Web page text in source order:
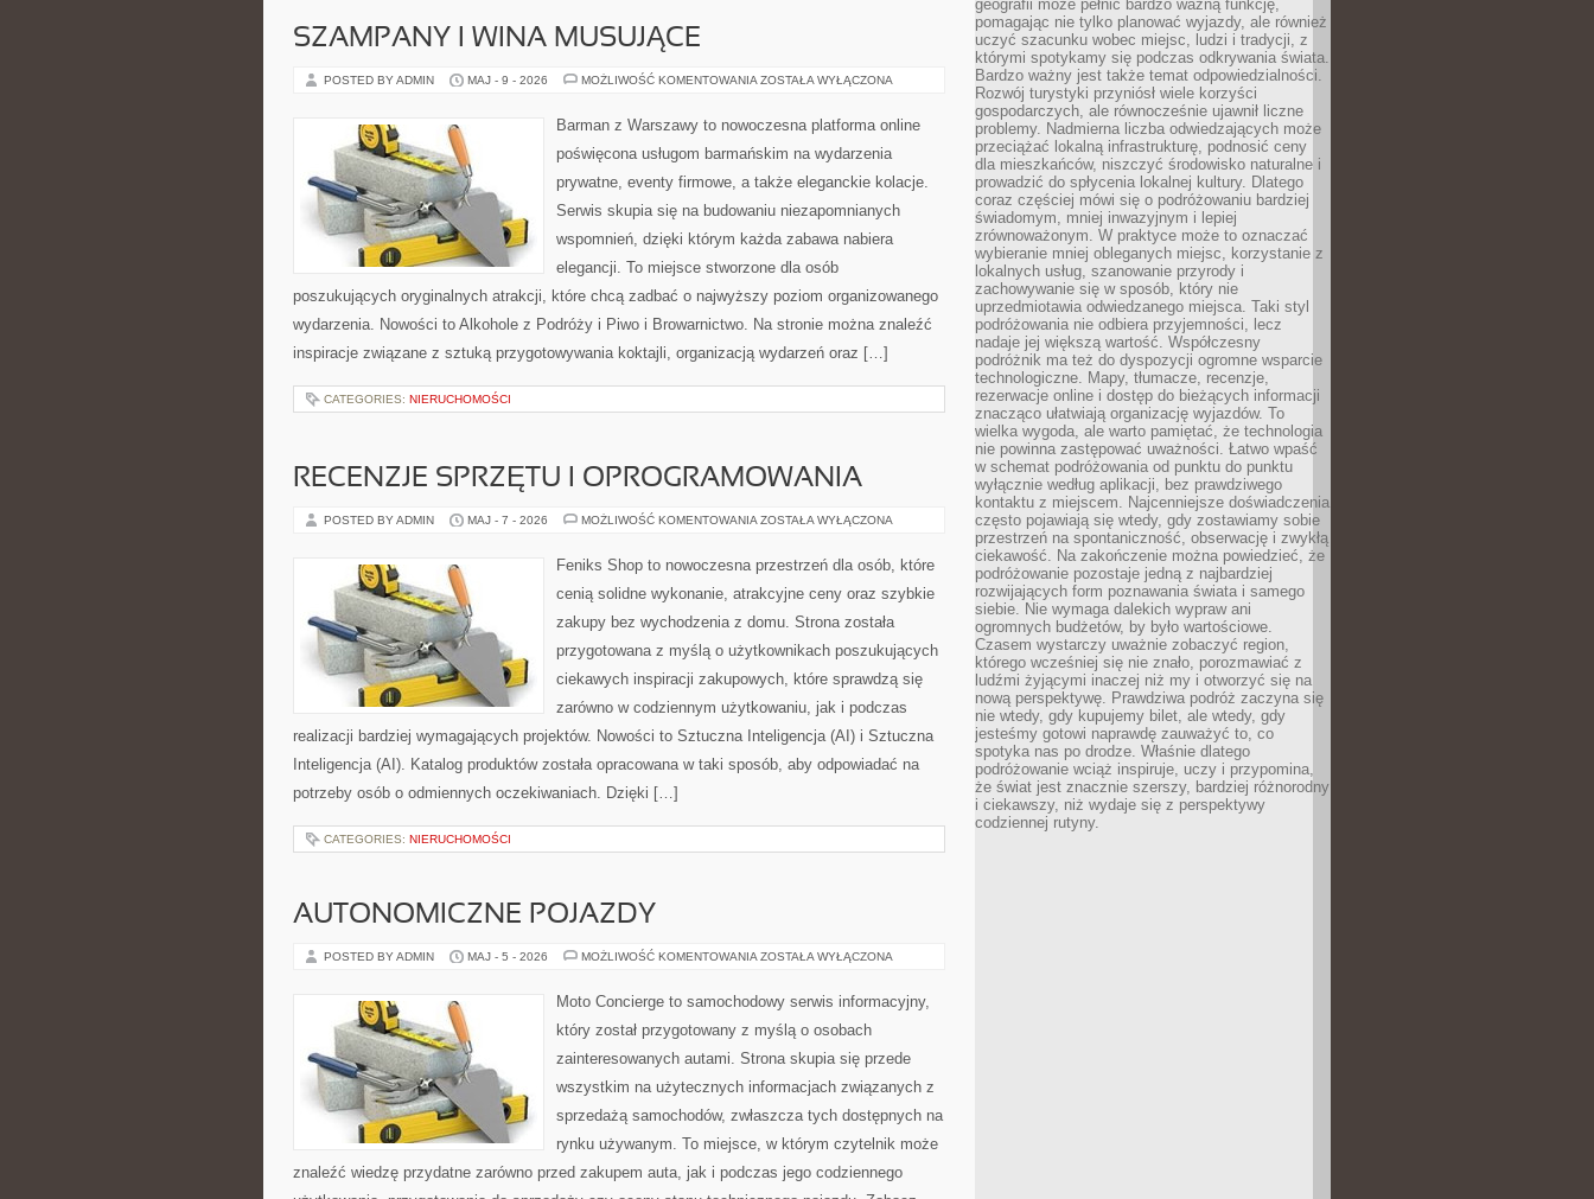
SZAMPANY I WINA MUSUJĄCE
POSTED BY ADMIN MAJ - 9 - 2026 MOŻLIWOŚĆ KOMENTOWANIA SZAMPANY
MUSUJĄCE
ZOSTAŁA WYŁĄCZONA
Barman z Warszawy to nowoczesna platforma online
poświęcona usługom barmańskim na wydarzenia
prywatne, eventy firmowe, a także eleganckie kolacje.
Serwis skupia się na budowaniu niezapomnianych
wspomnień, dzięki którym każda zabawa nabiera
elegancji. To miejsce stworzone dla osób
poszukujących oryginalnych atrakcji, które chcą zadbać o najwyższy poziom organizowanego
wydarzenia. Nowości to Alkohole z Podróży i Piwo i Browarnictwo. Na stronie można znaleźć
inspiracje związane z sztuką przygotowywania koktajli, organizacją wydarzeń oraz […]
CATEGORIES: NIERUCHOMOŚCI
RECENZJE SPRZĘTU I OPROGRAMOWANIA
POSTED BY ADMIN MAJ - 7 - 2026 MOŻLIWOŚĆ KOMENTOWANIA RECENZJE
OPROGRAMOWANIA
ZOSTAŁA WYŁĄCZONA
Feniks Shop to nowoczesna przestrzeń dla osób, które
cenią solidne wykonanie, atrakcyjne ceny oraz szybkie
zakupy bez wychodzenia z domu. Strona została
przygotowana z myślą o użytkownikach poszukujących
ciekawych inspiracji zakupowych, które sprawdzą się
zarówno w codziennym użytkowaniu, jak i podczas
realizacji bardziej wymagających projektów. Nowości to Sztuczna Inteligencja (AI) i Sztuczna
Inteligencja (AI). Katalog produktów została opracowana w taki sposób, aby odpowiadać na
potrzeby osób o odmiennych oczekiwaniach. Dzięki […]
CATEGORIES: NIERUCHOMOŚCI
AUTONOMICZNE POJAZDY
POSTED BY ADMIN MAJ - 5 - 2026 MOŻLIWOŚĆ KOMENTOWANIA AUTONOMICZNE
ZOSTAŁA WYŁĄCZONA
Moto Concierge to samochodowy serwis informacyjny,
który został przygotowany z myślą o osobach
zainteresowanych autami. Strona skupia się przede
wszystkim na użytecznych informacjach związanych z
sprzedażą samochodów, zwłaszcza tych dostępnych na
rynku używanym. To miejsce, w którym czytelnik może
znaleźć wiedzę przydatne zarówno przed zakupem auta, jak i podczas jego codziennego
geografii może pełnić bardzo ważną funkcję,
pomagając nie tylko planować wyjazdy, ale również
uczyć szacunku wobec miejsc, ludzi i tradycji, z
którymi spotykamy się podczas odkrywania świata.
Bardzo ważny jest także temat odpowiedzialności.
Rozwój turystyki przyniósł wiele korzyści
gospodarczych, ale równocześnie ujawnił liczne
problemy. Nadmierna liczba odwiedzających może
przeciążać lokalną infrastrukturę, podnosić ceny
dla mieszkańców, niszczyć środowisko naturalne i
prowadzić do spłycenia lokalnej kultury. Dlatego
coraz częściej mówi się o podróżowaniu bardziej
świadomym, mniej inwazyjnym i lepiej
zrównoważonym. W praktyce może to oznaczać
wybieranie mniej obleganych miejsc, korzystanie z
lokalnych usług, szanowanie przyrody i
zachowywanie się w sposób, który nie
uprzedmiotawia odwiedzanego miejsca. Taki styl
podróżowania nie odbiera przyjemności, lecz
nadaje jej większą wartość. Współczesny
podróżnik ma też do dyspozycji ogromne wsparcie
technologiczne. Mapy, tłumacze, recenzje,
rezerwacje online i dostęp do bieżących informacji
znacząco ułatwiają organizację wyjazdów. To
wielka wygoda, ale warto pamiętać, że technologia
nie powinna zastępować uważności. Łatwo wpaść
w schemat podróżowania od punktu do punktu
wyłącznie według aplikacji, bez prawdziwego
kontaktu z miejscem. Najcenniejsze doświadczenia
często pojawiają się wtedy, gdy zostawiamy sobie
przestrzeń na spontaniczność, obserwację i zwykłą
ciekawość. Na zakończenie można powiedzieć, że
podróżowanie pozostaje jedną z najbardziej
rozwijających form poznawania świata i samego
siebie. Nie wymaga dalekich wypraw ani
ogromnych budżetów, by było wartościowe.
Czasem wystarczy uważnie zobaczyć region,
którego wcześniej się nie znało, porozmawiać z
ludźmi żyjącymi inaczej niż my i otworzyć się na
nową perspektywę. Prawdziwa podróż zaczyna się
nie wtedy, gdy kupujemy bilet, ale wtedy, gdy
jesteśmy gotowi naprawdę zauważyć to, co
spotyka nas po drodze. Właśnie dlatego
podróżowanie wciąż inspiruje, uczy i przypomina,
że świat jest znacznie szerszy, bardziej różnorodny
i ciekawszy, niż wydaje się z perspektywy
codziennej rutyny.